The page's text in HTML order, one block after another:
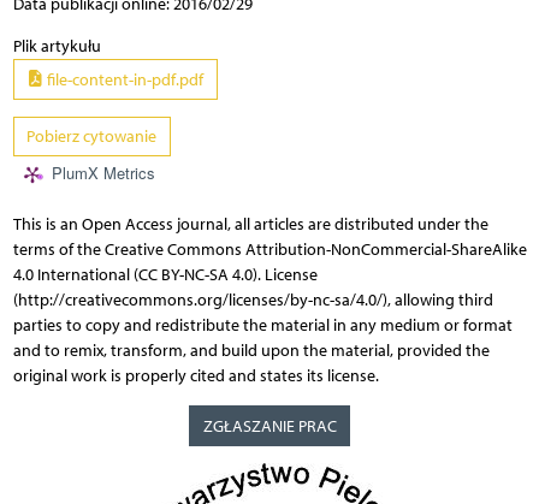
Data publikacji online: 2016/02/29
Plik artykułu
file-content-in-pdf.pdf
Pobierz cytowanie
PlumX Metrics
This is an Open Access journal, all articles are distributed under the
terms of the Creative Commons Attribution-NonCommercial-ShareAlike
4.0 International (CC BY-NC-SA 4.0). License
(http://creativecommons.org/licenses/by-nc-sa/4.0/), allowing third
parties to copy and redistribute the material in any medium or format
and to remix, transform, and build upon the material, provided the
original work is properly cited and states its license.
ZGŁASZANIE PRAC